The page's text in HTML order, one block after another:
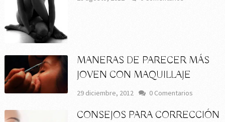
MANERAS DE PARECER MÁS
JOVEN CON MAQUILLAJE
29 diciembre, 2012 0 Comentarios
CONSEJOS PARA CORRECCIÓN